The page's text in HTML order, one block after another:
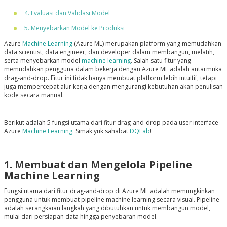
4. Evaluasi dan Validasi Model
5. Menyebarkan Model ke Produksi
Azure Machine Learning(Azure ML) merupakan platform yang memudahkan
data scientist, data engineer, dan developer dalam membangun, melatih,
serta menyebarkan model machine learning. Salah satu fitur yang
memudahkan pengguna dalam bekerja dengan Azure ML adalah antarmuka
drag-and-drop. Fitur ini tidak hanya membuat platform lebih intuitif, tetapi
juga mempercepat alur kerja dengan mengurangi kebutuhan akan penulisan
kode secara manual.
Berikut adalah 5 fungsi utama dari fitur drag-and-drop pada user interface
Azure Machine Learning. Simak yuk sahabat DQLab!
1. Membuat dan Mengelola Pipeline
Machine Learning
Fungsi utama dari fitur drag-and-drop di Azure ML adalah memungkinkan
pengguna untuk membuat pipeline machine learning secara visual. Pipeline
adalah serangkaian langkah yang dibutuhkan untuk membangun model,
mulai dari persiapan data hingga penyebaran model.